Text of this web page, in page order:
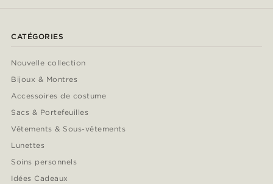
CATÉGORIES
Nouvelle collection
Bijoux & Montres
Accessoires de costume
Sacs & Portefeuilles
Vêtements & Sous-vêtements
Lunettes
Soins personnels
Idées Cadeaux